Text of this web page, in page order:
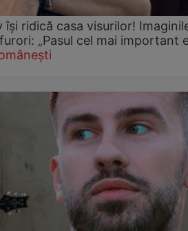
își ridică casa visurilor!
„Pasul cel mai important